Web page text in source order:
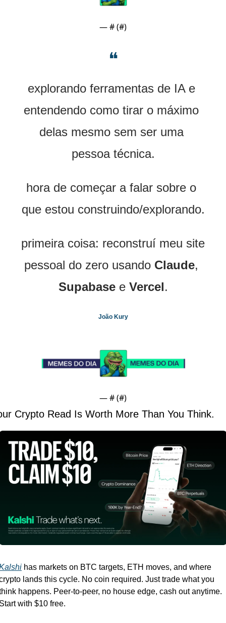
— # (#)
❝
explorando ferramentas de IA e
entendendo como tirar o máximo
delas mesmo sem ser uma
pessoa técnica.
hora de começar a falar sobre o
que estou construindo/explorando.
primeira coisa: reconstruí meu site
pessoal do zero usando Claude
Supabase e Vercel.
João Kury
— # (#)
Crypto Read Is Worth More Than You Think.
has markets on BTC targets, ETH moves, and where
lands this cycle. No coin required. Just trade what you
happens. Peer-to-peer, no house edge, cash out anytime.
with $10 free.